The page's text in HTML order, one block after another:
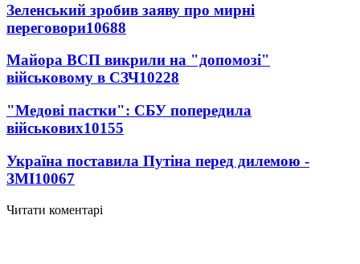
Зеленський зробив заяву про мирні
переговори10688
Майора ВСП викрили на "допомозі"
військовому в СЗЧ10228
"Медові пастки": СБУ попередила
військових10155
Україна поставила Путіна перед дилемою -
ЗМІ10067
Читати коментарі